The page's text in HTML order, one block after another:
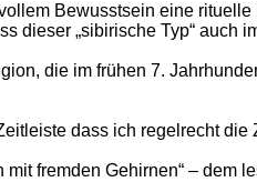
Bewusstsein eine
dieser „sibirische Typ“ auch
die im frühen 7.
dass ich regelrecht die
fremden Gehirnen“ – dem